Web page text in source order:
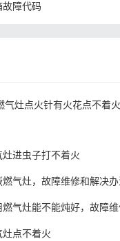
故障代码
气灶点火针有火花点不着火
灶进虫子打不着火
燃气灶，故障维修和解决
燃气灶能不能炖好，故障
点不着火